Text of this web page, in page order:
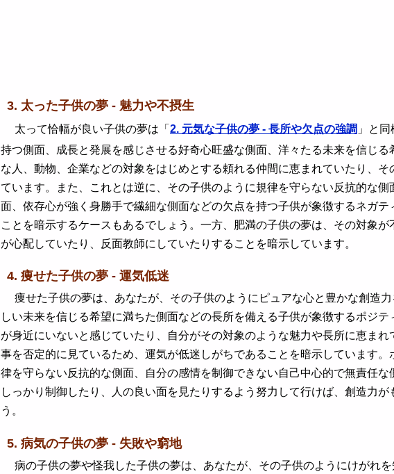
3. 太った子供の夢 - 魅力や不摂生
太って恰幅が良い子供の夢は「 2. 元気な子供の夢 - 長所や欠点の強調 」と
持つ側面、成長と発展を感じさせる好奇心旺盛な側面、洋々たる未来を信じ
な人、動物、企業などの対象をはじめとする頼れる仲間に恵まれていたり、
ています。また、これとは逆に、その子供のように規律を守らない反抗的な
面、依存心が強く身勝手で繊細な側面などの欠点を持つ子供が象徴するネガ
ことを暗示するケースもあるでしょう。一方、肥満の子供の夢は、その対象
が心配していたり、反面教師にしていたりすることを暗示しています。
4. 痩せた子供の夢 - 運気低迷
痩せた子供の夢は、あなたが、その子供のようにピュアな心と豊かな創造
しい未来を信じる希望に満ちた側面などの長所を備える子供が象徴するポジ
が身近にいないと感じていたり、自分がその対象のような魅力や長所に恵ま
事を否定的に見ているため、運気が低迷しがちであることを暗示しています
律を守らない反抗的な側面、自分の感情を制御できない自己中心的で無責任
しっかり制御したり、人の良い面を見たりするよう努力して行けば、創造力
う。
5. 病気の子供の夢 - 失敗や窮地
病の子供の夢や怪我した子供の夢は、あなたが、その子供のようにけがれ